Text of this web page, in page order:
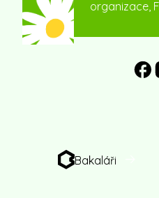
organizace,
Bakaláři